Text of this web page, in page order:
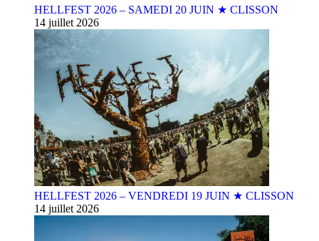
HELLFEST 2026 – SAMEDI 20 JUIN ★ CLISSON
14 juillet 2026
HELLFEST 2026 – VENDREDI 19 JUIN ★ CLISSON
14 juillet 2026